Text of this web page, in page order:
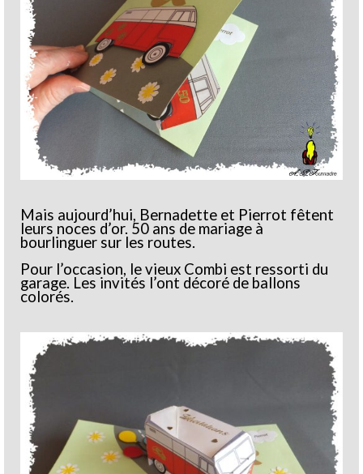
Mais aujourd’hui, Bernadette et Pierrot fêtent
leurs noces d’or. 50 ans de mariage à
bourlinguer sur les routes.
Pour l’occasion, le vieux Combi est ressorti du
garage. Les invités l’ont décoré de ballons
colorés.